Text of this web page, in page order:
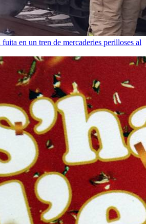
fuita en un tren de mercaderies perilloses al